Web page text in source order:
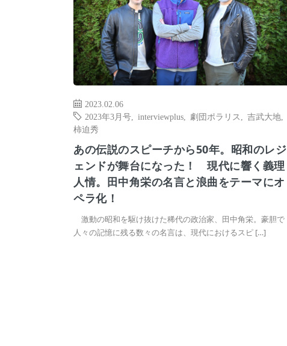
2023.02.06
2023年3月号
interviewplus 劇団ポラリス 吉武大地
柿迫秀
あの伝説のスピーチから50年。昭和のレジ
ェンドが舞台になった！ 現代に響く義理
人情。田中角栄の名言と浪曲をテーマにオ
ペラ化！
激動の昭和を駆け抜けた稀代の政治家、田中角栄。豪胆で
人々の記憶に残る数々の名言は、現代におけるスピ […]